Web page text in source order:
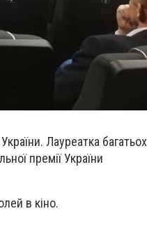
Лауреатка багатьох
премії України
в кіно.